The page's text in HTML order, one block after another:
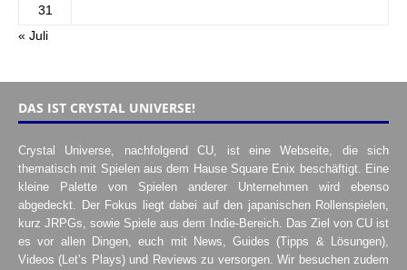
31
« Juli
DAS IST CRYSTAL UNIVERSE!
Crystal Universe, nachfolgend CU, ist eine Webseite, die sich
thematisch mit Spielen aus dem Hause Square Enix beschäftigt. Eine
kleine Palette von Spielen anderer Unternehmen wird ebenso
abgedeckt. Der Fokus liegt dabei auf den japanischen Rollenspielen,
kurz JRPGs, sowie Spiele aus dem Indie-Bereich. Das Ziel von CU ist
es vor allen Dingen, euch mit News, Guides (Tipps & Lösungen),
Videos (Let’s Plays) und Reviews zu versorgen. Wir besuchen zudem